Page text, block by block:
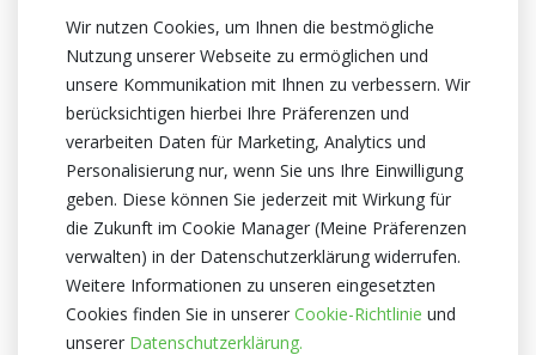
Stiellenge
1cm lang
Gewicht
100 Bündelgewicht
Herkunftsland
Niederlande
Zertifikat
Kein Zertifikate
Wir nutzen Cookies, um Ihnen die bestmögliche
Nutzung unserer Webseite zu ermöglichen und
unsere Kommunikation mit Ihnen zu verbessern. Wir
berücksichtigen hierbei Ihre Präferenzen und
verarbeiten Daten für Marketing, Analytics und
Personalisierung nur, wenn Sie uns Ihre Einwilligung
geben. Diese können Sie jederzeit mit Wirkung für
die Zukunft im Cookie Manager (Meine Präferenzen
verwalten) in der Datenschutzerklärung widerrufen.
Weitere Informationen zu unseren eingesetzten
Cookies finden Sie in unserer Cookie-Richtlinie und
unserer Datenschutzerklärung.